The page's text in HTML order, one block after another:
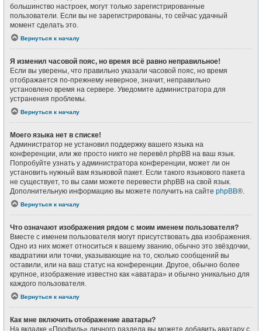
большинство настроек, могут только зарегистрированные
пользователи. Если вы не зарегистрированы, то сейчас удачный
момент сделать это.
Вернуться к началу
Я изменил часовой пояс, но время всё равно неправильное!
Если вы уверены, что правильно указали часовой пояс, но время
отображается по-прежнему неверное, значит, неправильно
установлено время на сервере. Уведомите администратора для
устранения проблемы.
Вернуться к началу
Моего языка нет в списке!
Администратор не установил поддержку вашего языка на
конференции, или же просто никто не перевёл phpBB на ваш язык.
Попробуйте узнать у администратора конференции, может ли он
установить нужный вам языковой пакет. Если такого языкового пакета
не существует, то вы сами можете перевести phpBB на свой язык.
Дополнительную информацию вы можете получить на сайте phpBB®.
Вернуться к началу
Что означают изображения рядом с моим именем пользователя?
Вместе с именем пользователя могут присутствовать два изображения.
Одно из них может относиться к вашему званию, обычно это звёздочки,
квадратики или точки, указывающие на то, сколько сообщений вы
оставили, или на ваш статус на конференции. Другое, обычно более
крупное, изображение известно как «аватара» и обычно уникально для
каждого пользователя.
Вернуться к началу
Как мне включить отображение аватары?
На вкладке «Профиль» личного раздела вы можете добавить аватару с